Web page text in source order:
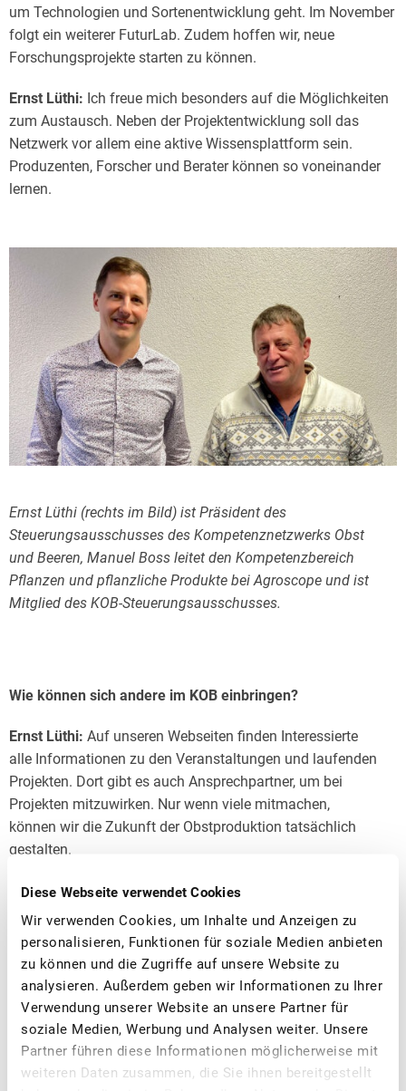
Diese Webseite verwendet Cookies
Wir verwenden Cookies, um Inhalte und Anzeigen zu
personalisieren, Funktionen für soziale Medien anbieten
zu können und die Zugriffe auf unsere Website zu
analysieren. Außerdem geben wir Informationen zu Ihrer
Verwendung unserer Website an unsere Partner für
soziale Medien, Werbung und Analysen weiter. Unsere
Partner führen diese Informationen möglicherweise mit
weiteren Daten zusammen, die Sie ihnen bereitgestellt
um Technologien und Sortenentwicklung geht. Im November
folgt ein weiterer FuturLab. Zudem hoffen wir, neue
Forschungsprojekte starten zu können.
Ernst Lüthi: Ich freue mich besonders auf die Möglichkeiten
zum Austausch. Neben der Projektentwicklung soll das
Netzwerk vor allem eine aktive Wissensplattform sein.
Produzenten, Forscher und Berater können so voneinander
lernen.
Ernst Lüthi (rechts im Bild) ist Präsident des
Steuerungsausschusses des Kompetenznetzwerks Obst
und Beeren, Manuel Boss leitet den Kompetenzbereich
Pflanzen und pflanzliche Produkte bei Agroscope und ist
Mitglied des KOB-Steuerungsausschusses.
Wie können sich andere im KOB einbringen?
Ernst Lüthi: Auf unseren Webseiten finden Interessierte
alle Informationen zu den Veranstaltungen und laufenden
Projekten. Dort gibt es auch Ansprechpartner, um bei
Projekten mitzuwirken. Nur wenn viele mitmachen,
können wir die Zukunft der Obstproduktion tatsächlich
gestalten.
Manuel Boss:Richtig, wir sind für alle offen, die ihre
Expertise einbringen möchten. Unser Ziel ist eine agile
Zusammenarbeit auf Augenhöhe. Durch die Verzahnung
aller Kompetenzen gewinnen wir an Impact. Ausserdem
sehe ich für die beteiligten Praktikerinnen und Praktiker
einen weiteren Vorteil darin, dass sie schneller zu
Resultaten und Handlungsempfehlungen für ihren
eigenen Betrieb kommen.